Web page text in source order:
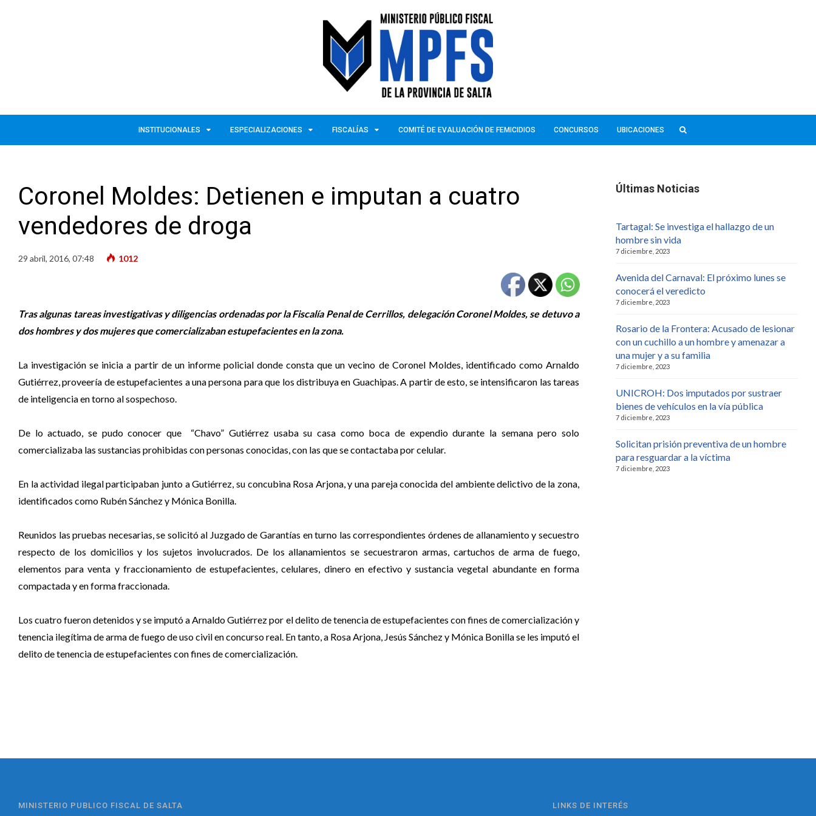
INSTITUCIONALES ESPECIALIZACIONES FISCALÍAS COMITÉ DE EVALUACIÓN DE FEMICIDIOS CONCURSOS UBICACIONES
Coronel Moldes: Detienen e imputan a cuatro
vendedores de droga
29 abril, 2016, 07:48 1012
Tras algunas tareas investigativas y diligencias ordenadas por la Fiscalía Penal de Cerrillos, delegación Coronel Moldes, se detuvo a
dos hombres y dos mujeres que comercializaban estupefacientes en la zona.
La investigación se inicia a partir de un informe policial donde consta que un vecino de Coronel Moldes, identificado como Arnaldo
Gutiérrez, proveería de estupefacientes a una persona para que los distribuya en Guachipas. A partir de esto, se intensificaron las tareas
de inteligencia en torno al sospechoso.
De lo actuado, se pudo conocer que “Chavo” Gutiérrez usaba su casa como boca de expendio durante la semana pero solo
comercializaba las sustancias prohibidas con personas conocidas, con las que se contactaba por celular.
En la actividad ilegal participaban junto a Gutiérrez, su concubina Rosa Arjona, y una pareja conocida del ambiente delictivo de la zona,
identificados como Rubén Sánchez y Mónica Bonilla.
Reunidos las pruebas necesarias, se solicitó al Juzgado de Garantías en turno las correspondientes órdenes de allanamiento y secuestro
respecto de los domicilios y los sujetos involucrados. De los allanamientos se secuestraron armas, cartuchos de arma de fuego,
elementos para venta y fraccionamiento de estupefacientes, celulares, dinero en efectivo y sustancia vegetal abundante en forma
compactada y en forma fraccionada.
Los cuatro fueron detenidos y se imputó a Arnaldo Gutiérrez por el delito de tenencia de estupefacientes con fines de comercialización y
tenencia ilegítima de arma de fuego de uso civil en concurso real. En tanto, a Rosa Arjona, Jesús Sánchez y Mónica Bonilla se les imputó el
delito de tenencia de estupefacientes con fines de comercialización.
Últimas Noticias
Tartagal: Se investiga el hallazgo de un
hombre sin vida
7 diciembre, 2023
Avenida del Carnaval: El próximo lunes se
conocerá el veredicto
7 diciembre, 2023
Rosario de la Frontera: Acusado de lesionar
con un cuchillo a un hombre y amenazar a
una mujer y a su familia
7 diciembre, 2023
UNICROH: Dos imputados por sustraer
bienes de vehículos en la vía pública
7 diciembre, 2023
Solicitan prisión preventiva de un hombre
para resguardar a la víctima
7 diciembre, 2023
MINISTERIO PUBLICO FISCAL DE SALTA LINKS DE INTERÉS